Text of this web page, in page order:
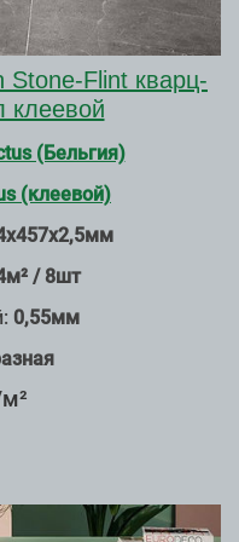
Stone-Flint кварц-
клеевой
(Бельгия)
(клеевой)
/ 8шт
0,55мм